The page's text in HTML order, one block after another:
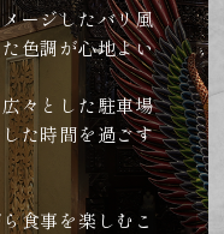
ージしたバリ風
色調が心地よい
々とした駐車場
た時間を過ごす
食事を楽しむこ